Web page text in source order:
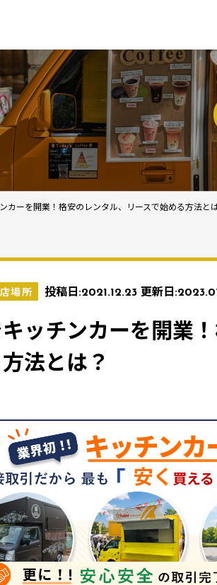
カーを開業！格安のレンタル、リースで始める方法と
場所 投稿日:2021.12.23 更新日:
ッチンカーを開業
法とは？